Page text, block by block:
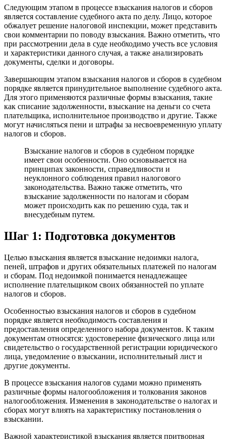
Следующим этапом в процессе взыскания налогов и сборов
является составление судебного акта по делу. Лицо, которое
обжалует решение налоговой инспекции, может представить
свои комментарии по поводу взыскания. Важно отметить, что
при рассмотрении дела в суде необходимо учесть все условия
и характеристики данного случая, а также анализировать
документы, сделки и договоры.
Завершающим этапом взыскания налогов и сборов в судебном
порядке является принудительное выполнение судебного акта.
Для этого применяются различные формы взыскания, такие
как списание задолженности, взыскание на деньги со счета
плательщика, исполнительное производство и другие. Также
могут начисляться пени и штрафы за несвоевременную уплату
налогов и сборов.
Взыскание налогов и сборов в судебном порядке
имеет свои особенности. Оно основывается на
принципах законности, справедливости и
неуклонного соблюдения правил налогового
законодательства. Важно также отметить, что
взыскание задолженности по налогам и сборам
может происходить как по решению суда, так и
внесудебным путем.
Шаг 1: Подготовка документов
Целью взыскания является взыскание недоимки налога,
пеней, штрафов и других обязательных платежей по налогам
и сборам. Под недоимкой понимается ненадлежащее
исполнение плательщиком своих обязанностей по уплате
налогов и сборов.
Особенностью взыскания налогов и сборов в судебном
порядке является необходимость составления и
предоставления определенного набора документов. К таким
документам относятся: удостоверение физического лица или
свидетельство о государственной регистрации юридического
лица, уведомление о взыскании, исполнительный лист и
другие документы.
В процессе взыскания налогов судами можно применять
различные формы налогообложения и толкования законов
налогообложения. Изменения в законодательстве о налогах и
сборах могут влиять на характеристику постановления о
взыскании.
Важной характеристикой взыскания является притворная